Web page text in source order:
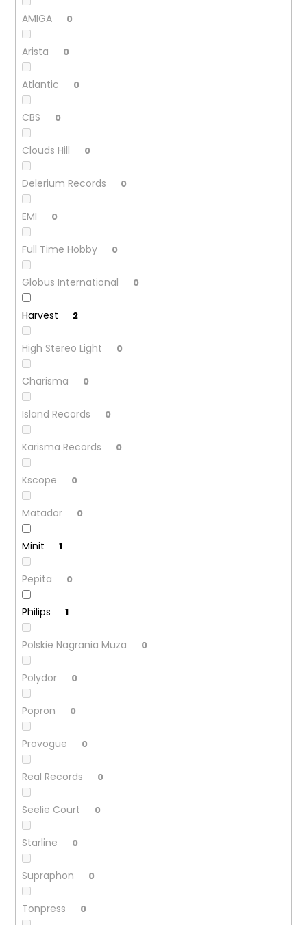
AMIGA 0
Arista 0
Atlantic 0
CBS 0
Clouds Hill 0
Delerium Records 0
EMI 0
Full Time Hobby 0
Globus International 0
Harvest 2
High Stereo Light 0
Charisma 0
Island Records 0
Karisma Records 0
Kscope 0
Matador 0
Minit 1
Pepita 0
Philips 1
Polskie Nagrania Muza 0
Polydor 0
Popron 0
Provogue 0
Real Records 0
Seelie Court 0
Starline 0
Supraphon 0
Tonpress 0
u
m
JETHRO
TULL
CATFISH
RISING
MC
220
Kč